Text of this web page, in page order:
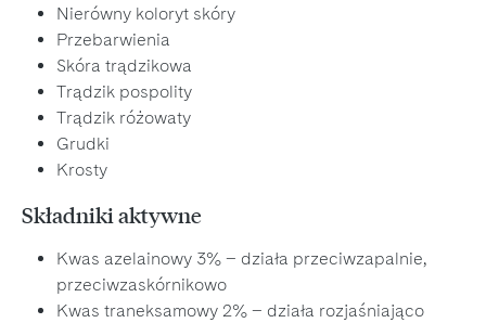
Nierówny koloryt skóry
Przebarwienia
Skóra trądzikowa
Trądzik pospolity
Trądzik różowaty
Grudki
Krosty
Składniki aktywne
Kwas azelainowy 3% – działa przeciwzapalnie,
przeciwzaskórnikowo
Kwas traneksamowy 2% – działa rozjaśniająco